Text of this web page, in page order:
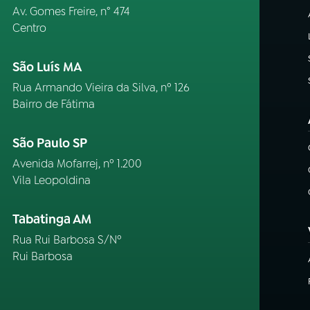
Av. Gomes Freire, n° 474
Centro
São Luís MA
Rua Armando Vieira da Silva, nº 126
Bairro de Fátima
São Paulo SP
Avenida Mofarrej, nº 1.200
Vila Leopoldina
Tabatinga AM
Rua Rui Barbosa S/Nº
Rui Barbosa